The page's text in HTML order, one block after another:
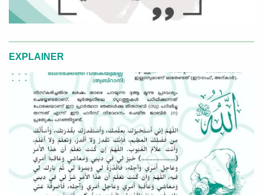
EXPLAINER